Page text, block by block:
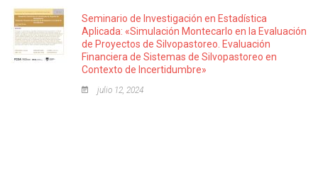
Seminario de Investigación en Estadística
Aplicada: «Simulación Montecarlo en la Evaluación
de Proyectos de Silvopastoreo. Evaluación
Financiera de Sistemas de Silvopastoreo en
Contexto de Incertidumbre»
julio 12, 2024